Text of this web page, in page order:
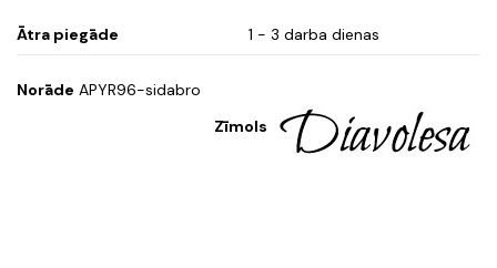
Ātra piegāde 1 - 3 darba dienas
Zīmols
Norāde APYR96-sidabro